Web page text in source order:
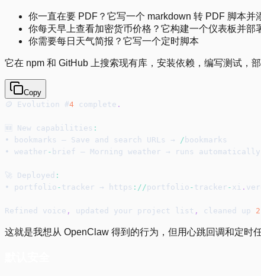
你一直在要 PDF？它写一个 markdown 转 PDF 脚本并
你每天早上查看加密货币价格？它构建一个仪表板并部
你需要每日天气简报？它写一个定时脚本
它在 npm 和 GitHub 上搜索现有库，安装依赖，编写测试，
Copy
🪙 Evolution #4 complete .
🆕 New capabilities :
• bookmarks — Save and search URLs → / bookmarks
• weather - brief — Morning weather → runs automatically
🚀 Deployed :
• portfolio - tracker → https : //portfolio - tracker - xi .
Refined voice , updated your project list , cleaned up 2
这就是我想从 OpenClaw 得到的行为，但用心跳回调和定时